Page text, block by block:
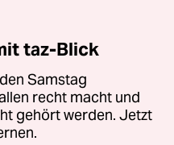
taz-Blick
Samstag
recht macht und
gehört werden. Jetzt